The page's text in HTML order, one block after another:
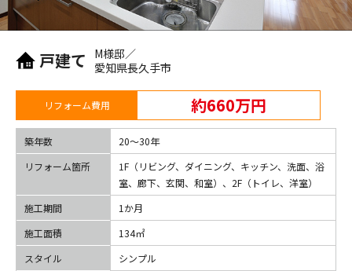
戸建て
M様邸／
愛知県長久手市
リフォーム費用 約660万円
築年数
20〜30年
リフォーム箇所
1F（リビング、ダイニング、キッチン、洗面、浴
室、廊下、玄関、和室）、2F（トイレ、洋室）
施工期間
1か月
施工面積
134㎡
スタイル
シンプル